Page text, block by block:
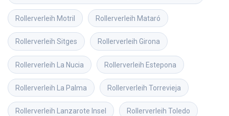
Rollerverleih Motril Rollerverleih Mataró
Rollerverleih Sitges Rollerverleih Girona
Rollerverleih La Nucia Rollerverleih Estepona
Rollerverleih La Palma Rollerverleih Torrevieja
Rollerverleih Lanzarote Insel Rollerverleih Toledo